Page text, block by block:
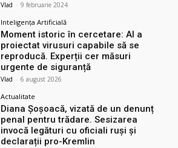
Vlad - 9 februarie 2024
Inteligența Artificială
Moment istoric în cercetare: AI a
proiectat virusuri capabile să se
reproducă. Experții cer măsuri
urgente de siguranță
Vlad - 6 august 2026
Actualitate
Diana Șoșoacă, vizată de un denunț
penal pentru trădare. Sesizarea
invocă legături cu oficiali ruși și
declarații pro-Kremlin